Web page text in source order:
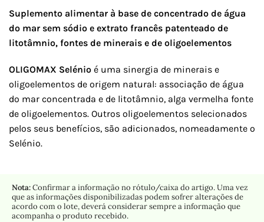
Suplemento alimentar à base de concentrado de água
do mar sem sódio e extrato francês patenteado de
litotâmnio, fontes de minerais e de oligoelementos
OLIGOMAX Selénio é uma sinergia de minerais e
oligoelementos de origem natural: associação de água
do mar concentrada e de litotâmnio, alga vermelha fonte
de oligoelementos. Outros oligoelementos selecionados
pelos seus benefícios, são adicionados, nomeadamente o
Selénio.
Nota:Confirmar a informação no rótulo/caixa do artigo. Uma vez
que as informações disponibilizadas podem sofrer alterações de
acordo com o lote, deverá considerar sempre a informação que
acompanha o produto recebido.